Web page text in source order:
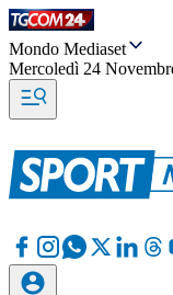
Mondo Mediaset
Mercoledì 24